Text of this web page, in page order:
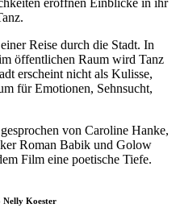
Reise durch die Stadt. In
öffentlichen Raum wird Tanz
erscheint nicht als Kulisse,
für Emotionen, Sehnsucht,
von Caroline Hanke,
Roman Babik und Golow
Film eine poetische Tiefe.
Nelly Koester